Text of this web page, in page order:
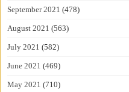
September 2021 (478)
August 2021 (563)
July 2021 (582)
June 2021 (469)
May 2021 (710)